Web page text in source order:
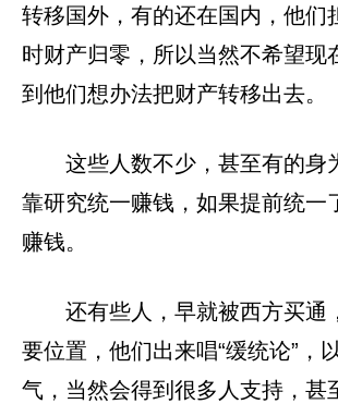
转移国外，有的还在国内，他们
时财产归零，所以当然不希望现
到他们想办法把财产转移出去。
这些人数不少，甚至有的身
靠研究统一赚钱，如果提前统一
赚钱。
还有些人，早就被西方买通
要位置，他们出来唱“缓统论”，
气，当然会得到很多人支持，甚